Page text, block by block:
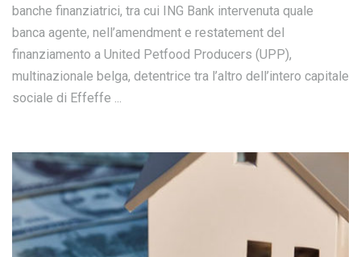
banche finanziatrici, tra cui ING Bank intervenuta quale
banca agente, nell’amendment e restatement del
finanziamento a United Petfood Producers (UPP),
multinazionale belga, detentrice tra l’altro dell’intero capitale
sociale di Effeffe ...